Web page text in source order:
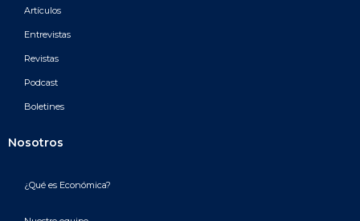
Artículos
Entrevistas
Revistas
Podcast
Boletines
Nosotros
¿Qué es Económica?